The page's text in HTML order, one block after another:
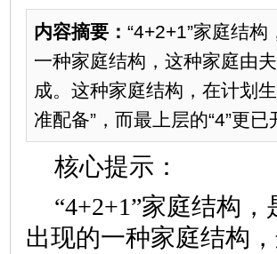
内容摘要： “4+2+1”家庭结
一种家庭结构，这种家庭由
成。这种家庭结构，在计划
准配备”，而最上层的“4”更
核心提示：
“4+2+1”家庭结构
出现的一种家庭结构